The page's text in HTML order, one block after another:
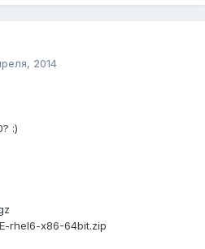
2014
:)
rhel6-x86-64bit.zip